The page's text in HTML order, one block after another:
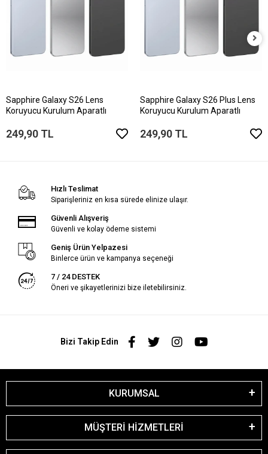
Sapphire Galaxy S26 Lens
Koruyucu Kurulum Aparatlı
249,90 TL
Sapphire Galaxy S26 Plus Lens
Koruyucu Kurulum Aparatlı
249,90 TL
Hızlı Teslimat
Siparişleriniz en kısa sürede elinize ulaşır.
Güvenli Alışveriş
Güvenli ve kolay ödeme sistemi
Geniş Ürün Yelpazesi
Binlerce ürün ve kampanya seçeneği
7 / 24 DESTEK
Öneri ve şikayetlerinizi bize iletebilirsiniz.
Bizi Takip Edin
KURUMSAL
MÜŞTERİ HİZMETLERİ